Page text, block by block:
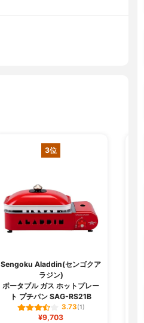
3位
Sengoku Aladdin(センゴクア
ラジン)
ポータブル ガス ホットプレー
ト プチパン SAG-RS21B
3.73(1)
¥9,703